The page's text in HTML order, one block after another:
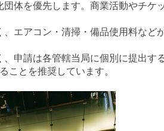
体を優先します。商業活動やチケ
エアコン・清掃・備品使用料など
申請は各管轄当局に個別に提出す
ことを推奨しています。